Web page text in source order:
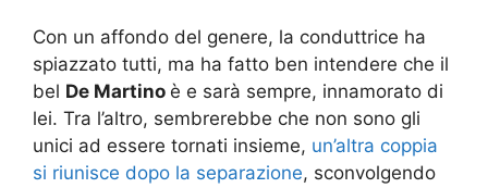
Con un affondo del genere, la conduttrice ha
spiazzato tutti, ma ha fatto ben intendere che il
bel De Martino è e sarà sempre, innamorato di
lei. Tra l’altro, sembrerebbe che non sono gli
unici ad essere tornati insieme, un’altra coppia
si riunisce dopo la separazione, sconvolgendo